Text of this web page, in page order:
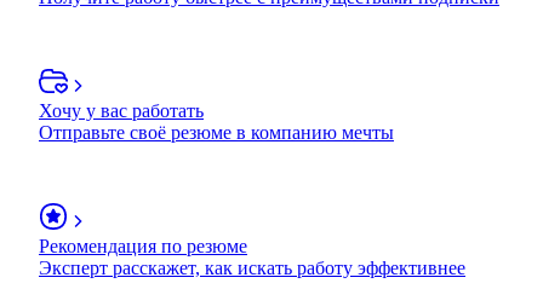
Хочу у вас работать
Отправьте своё резюме в компанию мечты
Рекомендация по резюме
Эксперт расскажет, как искать работу эффективнее